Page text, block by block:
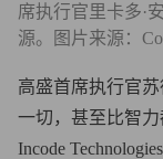
席执行官里卡多·
源。图片来源：
高盛首席执行官
一切，甚至比智
Incode